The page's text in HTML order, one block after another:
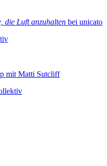
die Luft anzuhalten bei unicato
mit Matti Sutcliff